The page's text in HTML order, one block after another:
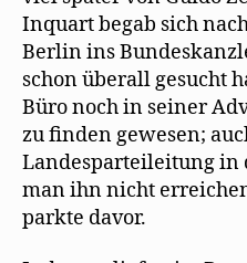
Inquart begab sich
Berlin ins
schon überall gesucht
Büro noch in seiner
zu finden gewesen;
Landesparteileitung in
man ihn nicht
parkte davor.